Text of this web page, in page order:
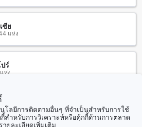
ที่เกาะชุมพรได้อย่างสะดวกสบาย
ะขามที่เป็นหาดทรายที่งดงามและเงียบ
เล่นน้ำหรือพักผ่อนบนหาดได้อย่างอิสระ
เดินเล่นตลาดผลไม้ คุณสามารถไปเยี่ยม
งแรมได้เลย
องเที่ยวอื่นๆ เช่น อุทยานแห่งชาติหมู่เกาะ
นที่หนองใหญ่ ตามพระราชดำริ จุดชมวิว
าง ซึ่งเป็นสถานที่ท่องเที่ยวที่มีวิวที่น่า
มกีฬาชุมพรที่ให้คุณเล่นกีฬาและออกกำลัง
มมรกต
ซีย
แห่ง
ร์
ห่ง
ดูทั้งหมด
โลยีการติดตามอื่นๆ ที่จำเป็นสำหรับการใช้
สำหรับการวิเคราะห์หรือคุ้กกี้ด้านการตลาด
ายละเอียดเพิ่มเติม